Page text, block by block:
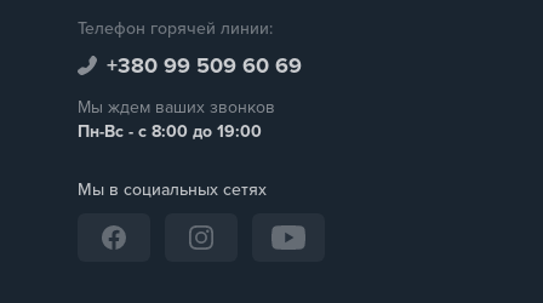
Телефон горячей линии:
+380 99 509 60 69
Мы ждем ваших звонков
Пн-Вс - с 8:00 до 19:00
Мы в социальных сетях